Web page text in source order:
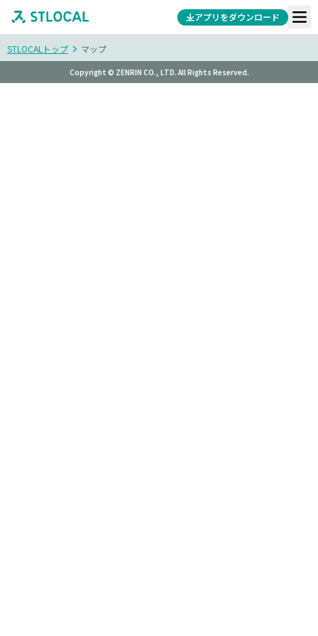
アプリをダウンロード
STLOCALトップ マップ
Copyright © ZENRIN CO., LTD. All Rights Reserved.